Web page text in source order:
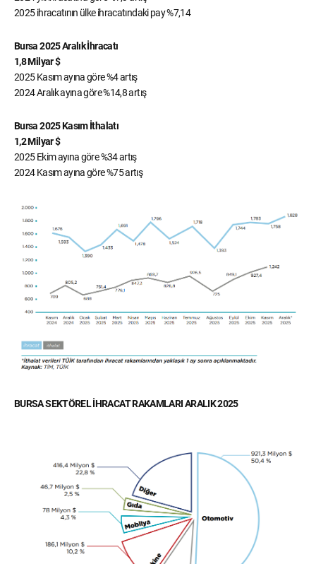
2025 ihracatının ülke ihracatındaki pay %7,14
Bursa 2025 Aralık İhracatı
1,8 Milyar $
2025 Kasım ayına göre %4 artış
2024 Aralık ayına göre %14,8 artış
Bursa 2025 Kasım İthalatı
1,2 Milyar $
2025 Ekim ayına göre %34 artış
2024 Kasım ayına göre %75 artış
BURSA SEKTÖREL İHRACAT RAKAMLARI ARALIK 2025